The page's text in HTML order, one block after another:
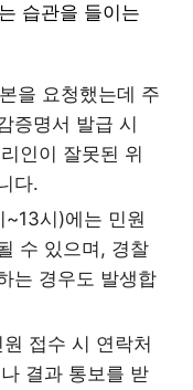
습관을 들이는
을 요청했는데 주
증명서 발급 시
인이 잘못된 위
다.
~13시)에는 민원
수 있으며, 경찰
는 경우도 발생합
접수 시 연락처
결과 통보를 받